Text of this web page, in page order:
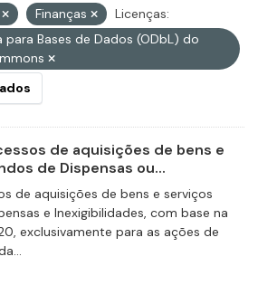
Finanças
Licenças:
para Bases de Dados (ODbL) do
de aquisições de bens e
de Dispensas ou...
de aquisições de bens e serviços
e Inexigibilidades, com base na
exclusivamente para as ações de